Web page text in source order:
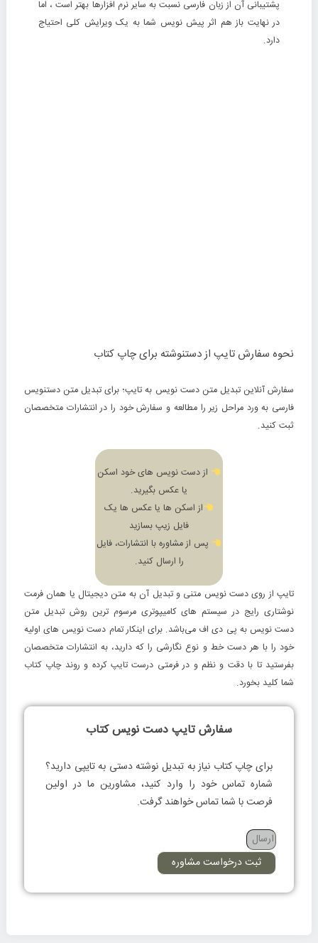
پشتیبانی آن از زبان فارسی نسبت به سایر نرم افزارها بهتر است ، اما
در نهایت باز هم اثر پیش نویس شما به یک ویرایش کلی احتیاج
دارد.
نحوه سفارش تایپ از دستنوشته برای چاپ کتاب
سفارش آنلاین تبدیل متن دست نویس به تایپ؛ برای تبدیل متن دستنویس
فارسی به ورد مراحل زیر را مطالعه و سفارش خود را در انتشارات متخصصان
ثبت کنید.
از دست نویس های خود اسکن
یا عکس بگیرید.
از اسکن ها یا عکس ها یک
فایل زیپ بسازید
پس از مشاوره با انتشارات، فایل
را ارسال کنید.
تایپ از روی دست نویس متنی و تبدیل آن به متن دیجیتال یا همان فرمت
نوشتاری رایج در سیستم های کامیپوتری مرسوم ترین روش تبدیل متن
دست نویس به پی دی اف می‌باشد. برای اینکار تمام دست نویس های اولیه
خود را با هر دست خط و نوع نگارشی را که دارید، به انتشارات متخصصان
بفرستید تا با دقت و نظم و در فرمتی درست تایپ کرده و روند چاپ کتاب
شما کلید بخورد.
سفارش تایپ دست نویس کتاب
برای چاپ کتاب نیاز به تبدیل نوشته دستی به تایپی دارید؟
شماره تماس خود را وارد کنید، مشاورین ما در اولین
فرصت با شما تماس خواهند گرفت.
ثبت درخواست مشاوره